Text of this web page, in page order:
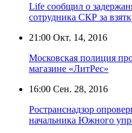
Life сообщил о
сотрудника СКР за
21:00 Окт. 14, 2016
Московская полиция
магазине «ЛитРес»
16:00 Сен. 28, 2016
Ространснадзор
начальника Южного